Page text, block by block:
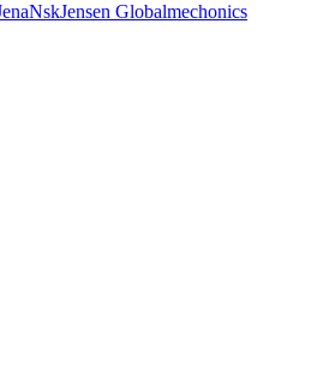
NskJensen Globalmechonics